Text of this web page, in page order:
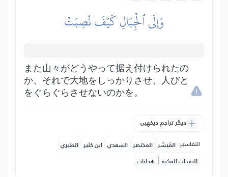
وَإِلَى ٱلۡجِبَالِ كَيۡفَ نُصِبَتۡ
また山々がどうやって据え付けられたの
か、それで大地をしっかりさせ、人びと
をぐらぐらさせないのかを。
دیگر تراجم دیکھیں
التفاسير: المُيسَّر المختصر السعدي ابن كثير الطبري
النفحات المكية | هدايات